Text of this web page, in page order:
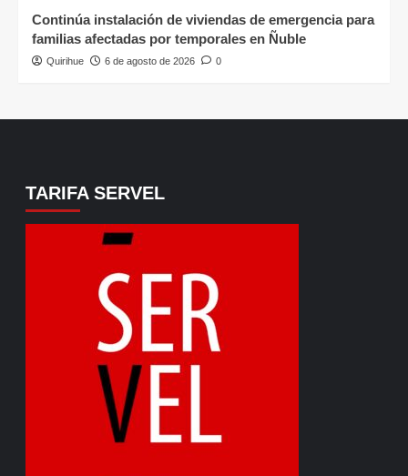
Continúa instalación de viviendas de emergencia para
familias afectadas por temporales en Ñuble
Quirihue 6 de agosto de 2026 0
TARIFA SERVEL